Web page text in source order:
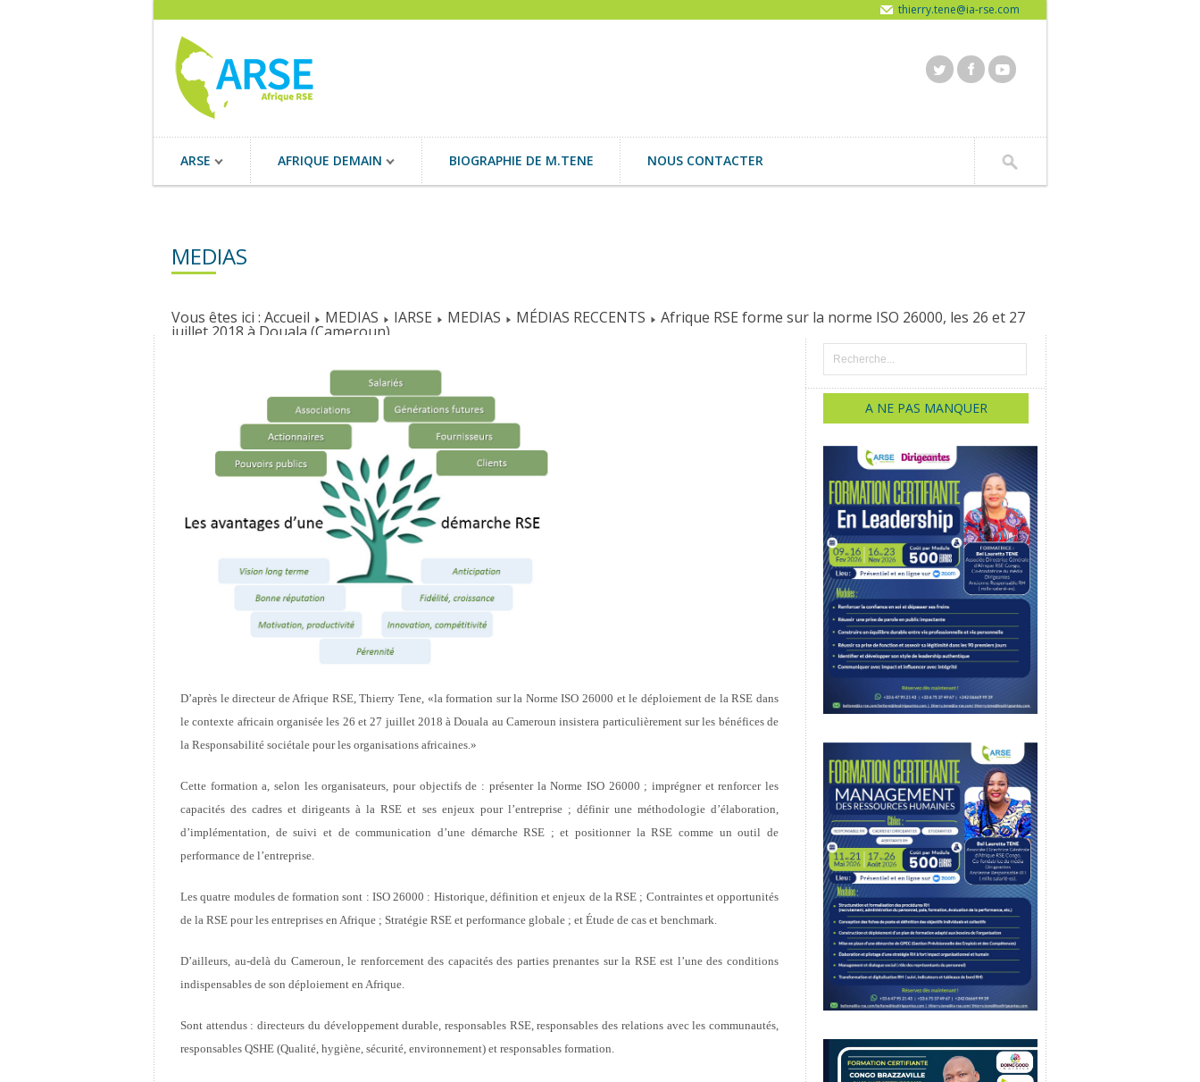
thierry.tene@ia-rse.com
ARSE AFRIQUE DEMAIN BIOGRAPHIE DE M.TENE NOUS CONTACTER
MEDIAS
Vous êtes ici : Accueil MEDIAS IARSE MEDIAS MÉDIAS RECCENTS Afrique RSE forme sur la norme ISO 26000, les 26 et 27
juillet 2018 à Douala (Cameroun)
D’après le directeur de Afrique RSE, Thierry Tene, «la formation sur la Norme ISO 26000 et le déploiement de la RSE dans
le contexte africain organisée les 26 et 27 juillet 2018 à Douala au Cameroun insistera particulièrement sur les bénéfices de
la Responsabilité sociétale pour les organisations africaines.»
Cette formation a, selon les organisateurs, pour objectifs de : présenter la Norme ISO 26000 ; imprégner et renforcer les
capacités des cadres et dirigeants à la RSE et ses enjeux pour l’entreprise ; définir une méthodologie d’élaboration,
d’implémentation, de suivi et de communication d’une démarche RSE ; et positionner la RSE comme un outil de
performance de l’entreprise.
Les quatre modules de formation sont : ISO 26000 : Historique, définition et enjeux de la RSE ; Contraintes et opportunités
de la RSE pour les entreprises en Afrique ; Stratégie RSE et performance globale ; et Étude de cas et benchmark.
D’ailleurs, au-delà du Cameroun, le renforcement des capacités des parties prenantes sur la RSE est l’une des conditions
indispensables de son déploiement en Afrique.
Sont attendus : directeurs du développement durable, responsables RSE, responsables des relations avec les communautés,
responsables QSHE (Qualité, hygiène, sécurité, environnement) et responsables formation.
A NE PAS MANQUER